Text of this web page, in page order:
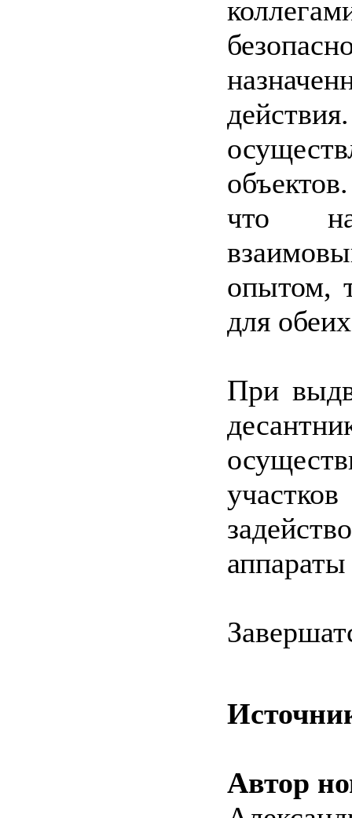
что
опытом,
для
При
Автор